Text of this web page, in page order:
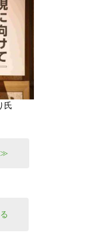
氏
≫